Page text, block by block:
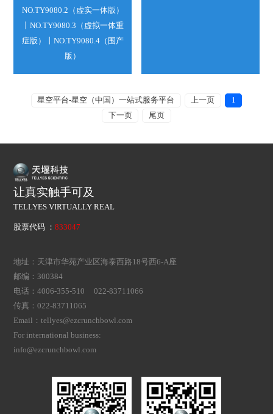
NO.TY9080.2（虚实一体版）
丨NO.TY9080.3（虚拟一体重
症版）丨NO.TY9080.4（围产
版）
星空平台-星空（中国）一站式服务平台 上一页
1
下一页
尾页
让真实触手可及
TELLYES VIRTUALLY REAL
股票代码 ：833047
地址：天津市华苑产业区海泰西路18号西6-A座
邮编：300384
电话：4006-355-510 022-83711066
传真：022-83711065
Email：tellyes@ezcrunchbowl.com
For international business:
info@ezcrunchbowl.com